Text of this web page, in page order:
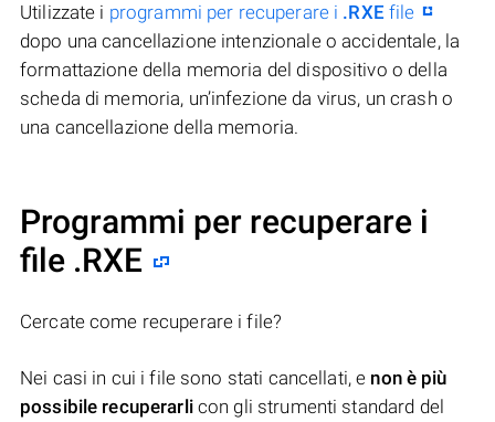
Utilizzate i programmi per recuperare i .RXEfile
dopo una cancellazione intenzionale o accidentale, la
formattazione della memoria del dispositivo o della
scheda di memoria, un’infezione da virus, un crash o
una cancellazione della memoria.
Programmi per recuperare i
file .RXE
Cercate come recuperare i file?
Nei casi in cui i file sono stati cancellati, e non è più
possibile recuperarlicon gli strumenti standard del